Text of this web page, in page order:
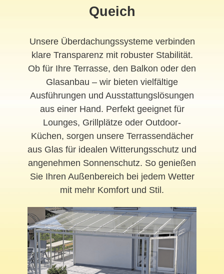
Queich
Unsere Überdachungssysteme verbinden
klare Transparenz mit robuster Stabilität.
Ob für Ihre Terrasse, den Balkon oder den
Glasanbau – wir bieten vielfältige
Ausführungen und Ausstattungslösungen
aus einer Hand. Perfekt geeignet für
Lounges, Grillplätze oder Outdoor-
Küchen, sorgen unsere Terrassendächer
aus Glas für idealen Witterungsschutz und
angenehmen Sonnenschutz. So genießen
Sie Ihren Außenbereich bei jedem Wetter
mit mehr Komfort und Stil.